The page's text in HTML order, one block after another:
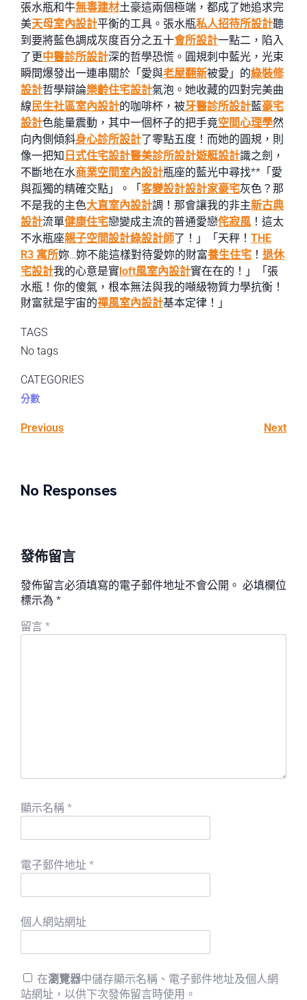
張水瓶和牛無毒建材土豪這兩個極端，都成了她追求完
美天母室內設計平衡的工具。張水瓶私人招待所設計聽
到要將藍色調成灰度百分之五十會所設計一點二，陷入
了更中醫診所設計深的哲學恐慌。圓規刺中藍光，光束
瞬間爆發出一連串關於「愛與老屋翻新被愛」的綠裝修
設計哲學辯論樂齡住宅設計氣泡。她收藏的四對完美曲
線 民生社區室內設計的咖啡杯，被牙醫診所設計藍豪宅
設計色能量震動，其中一個杯子的把手竟空間心理學然
向內側傾斜身心診所設計了零點五度！而她的圓規，則
像一把知 日式住宅設計醫美診所設計遊艇設計識之劍，
不斷地在水商業空間室內設計瓶座的藍光中尋找**「愛
與孤獨的精確交點」。「客變設計設計家豪宅灰色？那
不是我的主色大直室內設計調！那會讓我的非主新古典
設計流單健康住宅戀變成主流的普通愛戀侘寂風 ！這太
不水瓶座親子空間設計綠設計師了！」「天秤！ THE
R3 寓所妳…妳不能這樣對待愛妳的財富養生住宅 ！ 退休
宅設計我的心意是實loft風室內設計實在在的！」「張
水瓶！你的傻氣，根本無法與我的噸級物質力學抗衡！
財富就是宇宙的禪風室內設計基本定律！」
TAGS
No tags
CATEGORIES
分數
Previous Next
No Responses
發佈留言
發佈留言必須填寫的電子郵件地址不會公開。 必填欄位
標示為 *
留言 *
顯示名稱 *
電子郵件地址 *
個人網站網址
在瀏覽器中儲存顯示名稱、電子郵件地址及個人網
站網址，以供下次發佈留言時使用。